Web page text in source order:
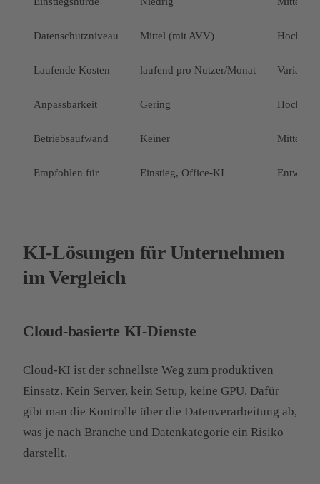
Datenschutzniveau Mittel (mit AVV) Hoch
Laufende Kosten laufend pro Nutzer/Monat Variabel
Anpassbarkeit Gering Hoch
Betriebsaufwand Keiner Mittel
Empfohlen für Einstieg, Office-KI
KI-Lösungen für Unternehmen
im Vergleich
Cloud-basierte KI-Dienste
Cloud-KI ist der schnellste Weg zum produktiven
Einsatz. Kein Server, kein Setup, keine GPU. Dafür
gibt man die Kontrolle über die Datenverarbeitung ab,
was je nach Branche und Datenkategorie ein Risiko
darstellt.